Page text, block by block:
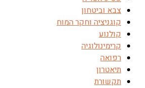
צבא וביטחון
קוגניציה וחקר המוח
קולנוע
קרימינולוגיה
רפואה
תיאטרון
תקשורת